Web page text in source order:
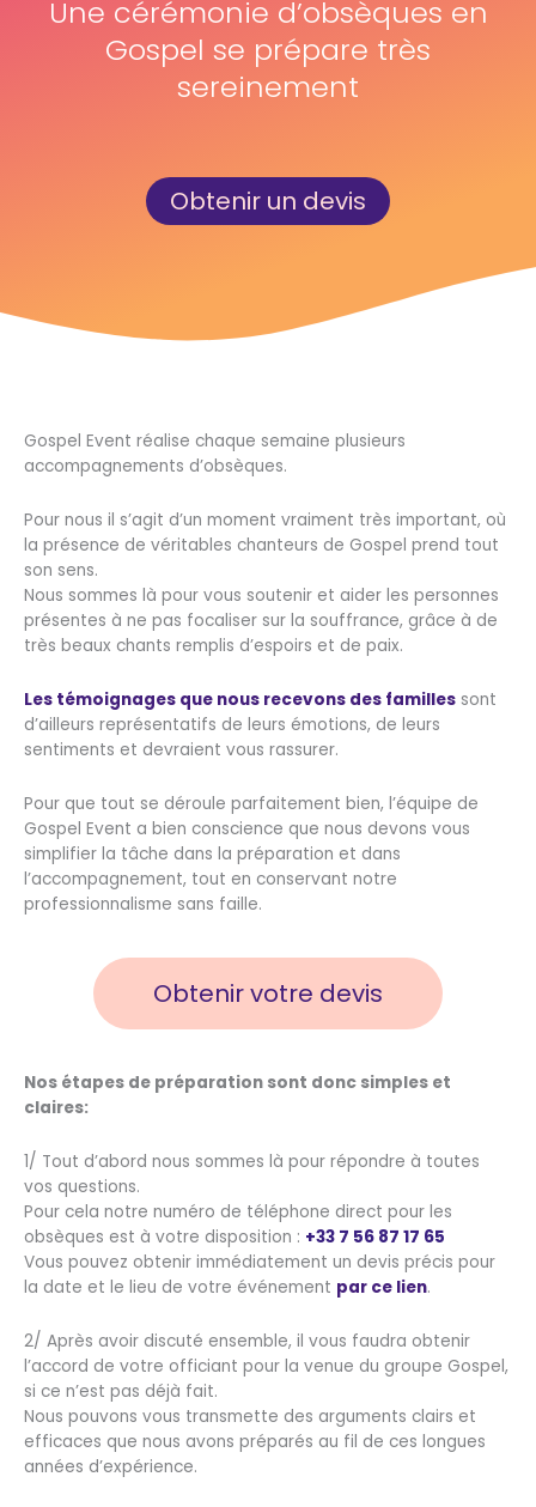
Une cérémonie d’obsèques en
Gospel se prépare très
sereinement
Obtenir un devis
Gospel Event réalise chaque semaine plusieurs
accompagnements d’obsèques.
Pour nous il s’agit d’un moment vraiment très important, où
la présence de véritables chanteurs de Gospel prend tout
son sens.
Nous sommes là pour vous soutenir et aider les personnes
présentes à ne pas focaliser sur la souffrance, grâce à de
très beaux chants remplis d’espoirs et de paix.
Les témoignages que nous recevons des familles sont
d’ailleurs représentatifs de leurs émotions, de leurs
sentiments et devraient vous rassurer.
Pour que tout se déroule parfaitement bien, l’équipe de
Gospel Event a bien conscience que nous devons vous
simplifier la tâche dans la préparation et dans
l’accompagnement, tout en conservant notre
professionnalisme sans faille.
Obtenir votre devis
Nos étapes de préparation sont donc simples et
claires:
1/ Tout d’abord nous sommes là pour répondre à toutes
vos questions.
Pour cela notre numéro de téléphone direct pour les
obsèques est à votre disposition : ‭ +33 7 56 87 17 65‬
Vous pouvez obtenir immédiatement un devis précis pour
la date et le lieu de votre événement par ce lien.
2/ Après avoir discuté ensemble, il vous faudra obtenir
l’accord de votre officiant pour la venue du groupe Gospel,
si ce n’est pas déjà fait.
Nous pouvons vous transmette des arguments clairs et
efficaces que nous avons préparés au fil de ces longues
années d’expérience.